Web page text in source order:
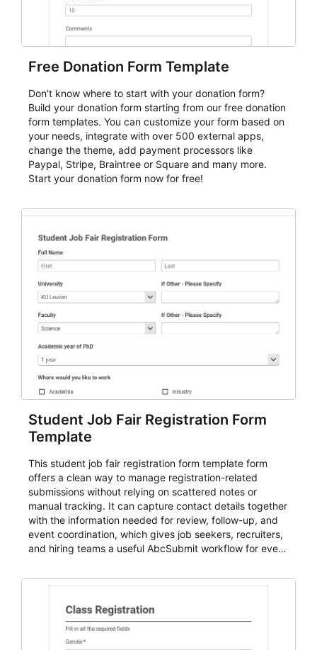
Free Donation Form Template
Don't know where to start with your donation form?
Build your donation form starting from our free donation
form templates. You can customize your form based on
your needs, integrate with over 500 external apps,
change the theme, add payment processors like
Paypal, Stripe, Braintree or Square and many more.
Start your donation form now for free!
Student Job Fair Registration Form
Template
This student job fair registration form template form
offers a clean way to manage registration-related
submissions without relying on scattered notes or
manual tracking. It can capture contact details together
with the information needed for review, follow-up, and
event coordination, which gives job seekers, recruiters,
and hiring teams a useful AbcSubmit workflow for event
a strong fit for course registration, event attendance,
admissions, and similar registration-heavy processes.
Teams can use it to centralize intake, review
submissions with more consistency, and handle
participant communication or follow-up with a clearer